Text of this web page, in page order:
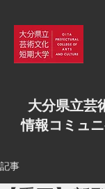
大分県立芸
情報コミュ
記事